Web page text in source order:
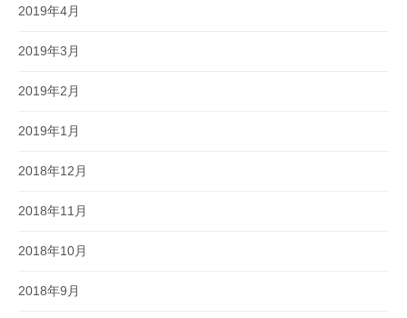
2019年4月
2019年3月
2019年2月
2019年1月
2018年12月
2018年11月
2018年10月
2018年9月